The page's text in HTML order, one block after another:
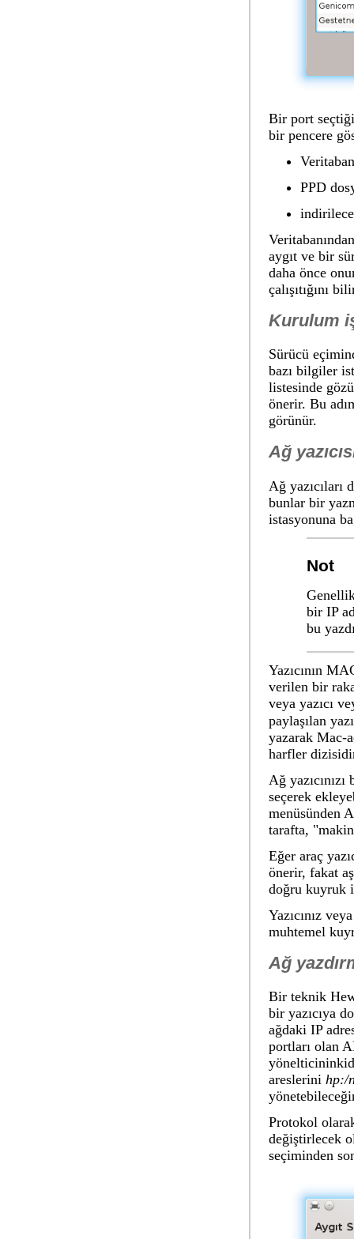
Bir port
bir pencere
PPD
aygıt ve bir
daha önce
çalışıtığını
Kurulum
Sürücü
bazı bilgiler
listesinde
önerir. Bu
görünür.
Ağ
Ağ yazıcıları
bunlar bir
istasyonuna
Not
bir IP
bu
Yazıcının
verilen bir
veya yazıcı
paylaşılan
yazarak Mac-
harfler
Ağ
seçerek
menüsünden
tarafta,
Eğer araç
önerir, fakat
doğru kuyruk
Yazıcınız
muhtemel
Ağ
Bir teknik
bir yazıcıya
ağdaki IP
portları olan
areslerini hp:/
Protokol
değiştirlecek
seçiminden